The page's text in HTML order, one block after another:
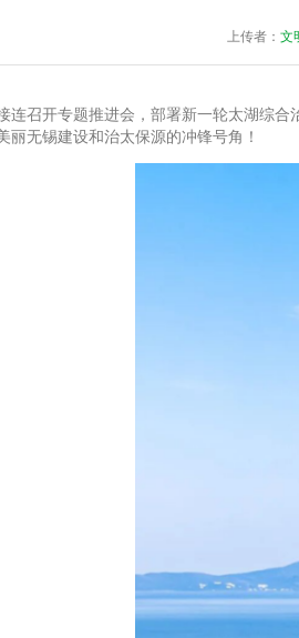
上传者： 文
开专题推进会，部署新一轮太湖综合
丽无锡建设和治太保源的冲锋号角！